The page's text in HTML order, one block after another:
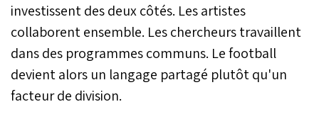
investissent des deux côtés. Les artistes
collaborent ensemble. Les chercheurs travaillent
dans des programmes communs. Le football
devient alors un langage partagé plutôt qu'un
facteur de division.